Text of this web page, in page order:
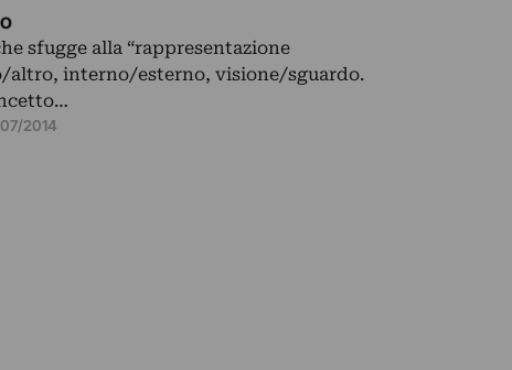
sfugge alla “rappresentazione
altro, interno/esterno, visione/sguardo.
07/2014